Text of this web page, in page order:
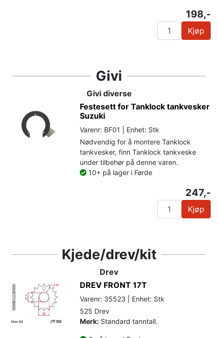
198,-
Kjøp
Givi
Givi diverse
Festesett for Tanklock tankvesker
Suzuki
Varenr: BF01 | Enhet: Stk
Nødvendig for å montere Tanklock
tankvesker, finn Tanklock tankveske
under tilbehør på denne varen.
10+ på lager i Førde
247,-
Kjøp
Kjede/drev/kit
Drev
DREV FRONT 17T
Varenr: 35523 | Enhet: Stk
525 Drev
Merk: Standard tanntall.